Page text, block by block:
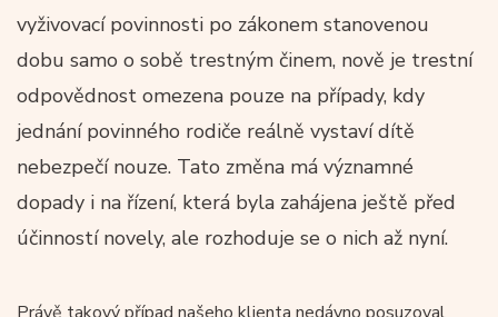
vyživovací povinnosti po zákonem stanovenou
dobu samo o sobě trestným činem, nově je trestní
odpovědnost omezena pouze na případy, kdy
jednání povinného rodiče reálně vystaví dítě
nebezpečí nouze. Tato změna má významné
dopady i na řízení, která byla zahájena ještě před
účinností novely, ale rozhoduje se o nich až nyní.